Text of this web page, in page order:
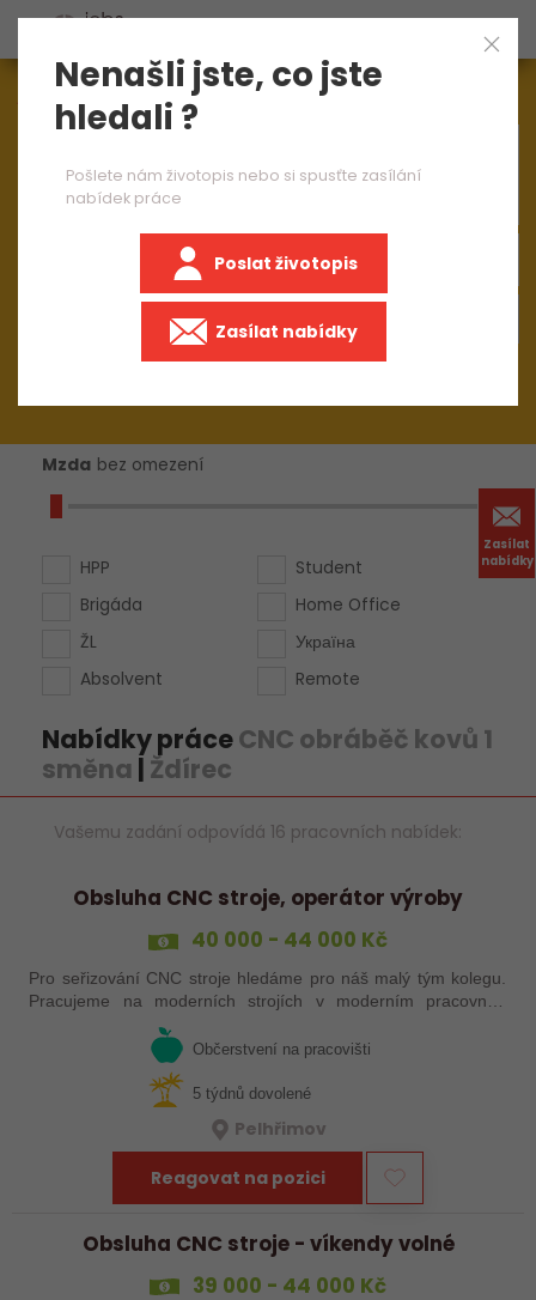
Zasílat
nabídky
Aktuálně1544nabídek práce
Mzda bez omezení
HPP
Brigáda
ŽL
Absolvent
Student
Home Office
Україна
Remote
Nabídky práceCNC obráběč kovů 1
směna | Ždírec
Vašemu zadání odpovídá 16 pracovních nabídek:
Obsluha CNC stroje, operátor výroby
40 000 - 44 000 Kč
Pro seřizování CNC stroje hledáme pro náš malý tým kolegu.
Pracujeme na moderních strojích v moderním pracovním
prostředí. Pracovistě 5 km od Jihlavy.
Občerstvení na pracovišti
5 týdnů dovolené
Pelhřimov
Reagovat na pozici
Obsluha CNC stroje - víkendy volné
39 000 - 44 000 Kč
Nenašli jste, co jste
hledali ?
Pošlete nám životopis nebo si spusťte zasílání
nabídek práce
Poslat životopis
Zasílat nabídky